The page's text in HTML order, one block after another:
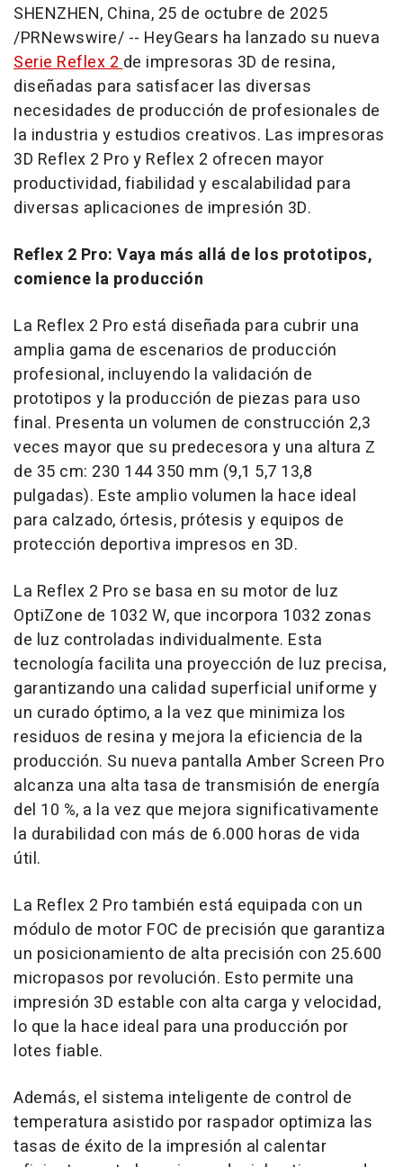
SHENZHEN, China, 25 de octubre de 2025
/PRNewswire/ -- HeyGears ha lanzado su nueva
Serie Reflex 2de impresoras 3D de resina,
diseñadas para satisfacer las diversas
necesidades de producción de profesionales de
la industria y estudios creativos. Las impresoras
3D Reflex 2 Pro y Reflex 2 ofrecen mayor
productividad, fiabilidad y escalabilidad para
diversas aplicaciones de impresión 3D.
Reflex 2 Pro: Vaya más allá de los prototipos,
comience la producción
La Reflex 2 Pro está diseñada para cubrir una
amplia gama de escenarios de producción
profesional, incluyendo la validación de
prototipos y la producción de piezas para uso
final. Presenta un volumen de construcción 2,3
veces mayor que su predecesora y una altura Z
de 35 cm: 230 144 350 mm (9,1 5,7 13,8
pulgadas). Este amplio volumen la hace ideal
para calzado, órtesis, prótesis y equipos de
protección deportiva impresos en 3D.
La Reflex 2 Pro se basa en su motor de luz
OptiZone de 1032 W, que incorpora 1032 zonas
de luz controladas individualmente. Esta
tecnología facilita una proyección de luz precisa,
garantizando una calidad superficial uniforme y
un curado óptimo, a la vez que minimiza los
residuos de resina y mejora la eficiencia de la
producción. Su nueva pantalla Amber Screen Pro
alcanza una alta tasa de transmisión de energía
del 10 %, a la vez que mejora significativamente
la durabilidad con más de 6.000 horas de vida
útil.
La Reflex 2 Pro también está equipada con un
módulo de motor FOC de precisión que garantiza
un posicionamiento de alta precisión con 25.600
micropasos por revolución. Esto permite una
impresión 3D estable con alta carga y velocidad,
lo que la hace ideal para una producción por
lotes fiable.
Además, el sistema inteligente de control de
temperatura asistido por raspador optimiza las
tasas de éxito de la impresión al calentar